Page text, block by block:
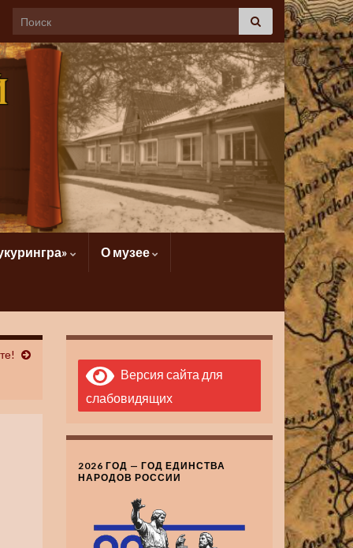
О музее
Версия сайта для
слабовидящих
2026 ГОД — ГОД ЕДИНСТВА
НАРОДОВ РОССИИ